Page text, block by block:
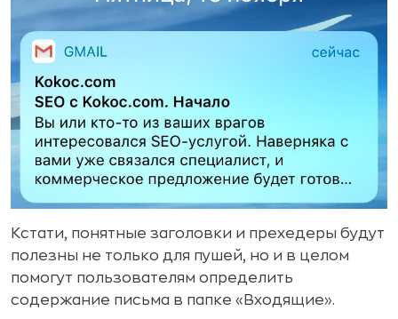
Кстати, понятные заголовки и прехедеры будут
полезны не только для пушей, но и в целом
помогут пользователям определить
содержание письма в папке «Входящие».